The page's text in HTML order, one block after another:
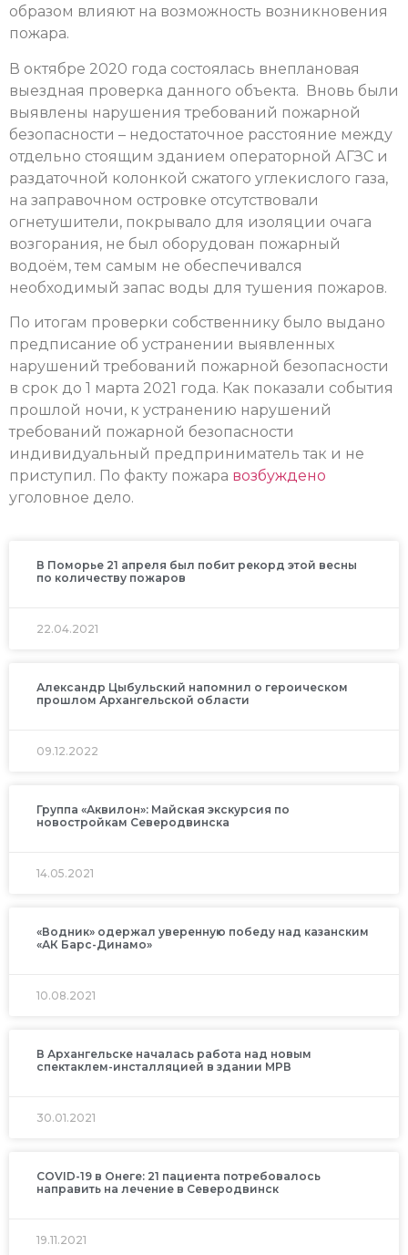
образом влияют на возможность возникновения
пожара.
В октябре 2020 года состоялась внеплановая
выездная проверка данного объекта. Вновь были
выявлены нарушения требований пожарной
безопасности – недостаточное расстояние между
отдельно стоящим зданием операторной АГЗС и
раздаточной колонкой сжатого углекислого газа,
на заправочном островке отсутствовали
огнетушители, покрывало для изоляции очага
возгорания, не был оборудован пожарный
водоём, тем самым не обеспечивался
необходимый запас воды для тушения пожаров.
По итогам проверки собственнику было выдано
предписание об устранении выявленных
нарушений требований пожарной безопасности
в срок до 1 марта 2021 года. Как показали события
прошлой ночи, к устранению нарушений
требований пожарной безопасности
индивидуальный предприниматель так и не
приступил. По факту пожара возбуждено
уголовное дело.
В Поморье 21 апреля был побит рекорд этой весны
по количеству пожаров
22.04.2021
Александр Цыбульский напомнил о героическом
прошлом Архангельской области
09.12.2022
Группа «Аквилон»: Майская экскурсия по
новостройкам Северодвинска
14.05.2021
«Водник» одержал уверенную победу над казанским
«АК Барс-Динамо»
10.08.2021
В Архангельске началась работа над новым
спектаклем-инсталляцией в здании МРВ
30.01.2021
COVID-19 в Онеге: 21 пациента потребовалось
направить на лечение в Северодвинск
19.11.2021